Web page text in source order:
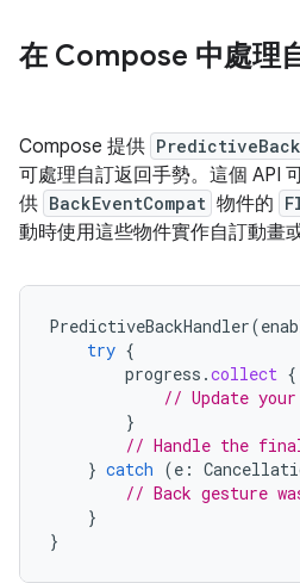
在 Compose 中處理
Compose 提供
可處理自訂返回手勢。這個 API
供 BackEventCompat 物件的
動時使用這些物件實作自訂動畫
PredictiveBackHandler(
try {
progress .collect {
// Update
}
// Handle the
} catch (e :
// Back gesture
}
}